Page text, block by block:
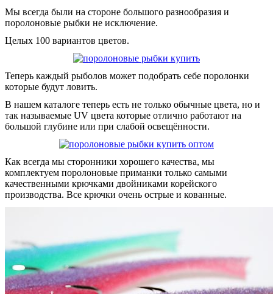
Мы всегда были на стороне большого разнообразия и
поролоновые рыбки не исключение.
Целых 100 вариантов цветов.
Теперь каждый рыболов может подобрать себе поролонки
которые будут ловить.
В нашем каталоге теперь есть не только обычные цвета, но и
так называемые UV цвета которые отлично работают на
большой глубине или при слабой освещённости.
Как всегда мы сторонники хорошего качества, мы
комплектуем поролоновые приманки только самыми
качественными крючками двойниками корейского
производства. Все крючки очень острые и кованные.